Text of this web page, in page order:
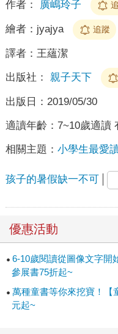
作者： 廣嶋玲子
繪者： jyajya 追蹤
譯者： 王蘊潔
出版社： 親子天下
出版日： 2019/05/30
適讀年齡： 7~10歲適讀
相關主題： 小學生最愛
孩子的暑假缺一不可
優惠活動
6-10歲閱讀從圖像文字開
參展書75折起~
萬種童書等你來挖寶！【
元起~